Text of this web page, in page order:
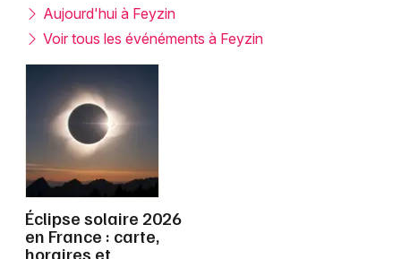
Foires & salons
Spectacles
Concerts
Sports
Soirées
Sorties famille
Montpellier
Nantes
Paris
Strasbourg
Toulouse
Toutes les villes
Aujourd'hui à Feyzin
Voir tous les événéments à Feyzin
Éclipse solaire 2026
en France : carte,
horaires et